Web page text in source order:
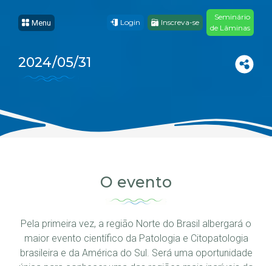
2024/05/31
Menu Login Inscreva-se
Seminário
de Lâminas
O evento
Pela primeira vez, a região Norte do Brasil albergará o
maior evento científico da Patologia e Citopatologia
brasileira e da América do Sul. Será uma oportunidade